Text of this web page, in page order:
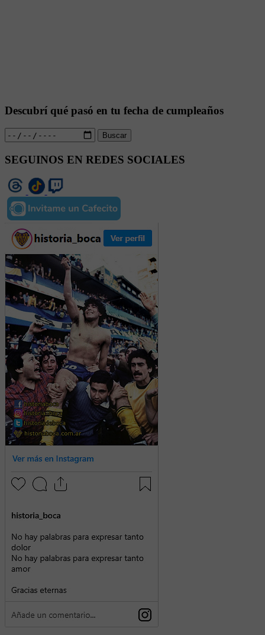
Descubrí qué pasó en tu fecha de cumpleaños
Buscar
SEGUINOS EN REDES SOCIALES